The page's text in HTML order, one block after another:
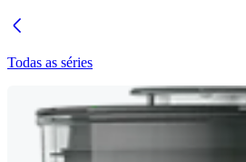
Todas as séries